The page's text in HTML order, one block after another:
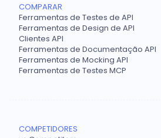
COMPARAR
Ferramentas de Testes de API
Ferramentas de Design de API
Clientes API
Ferramentas de Documentação API
Ferramentas de Mocking API
Ferramentas de Testes MCP
COMPETIDORES